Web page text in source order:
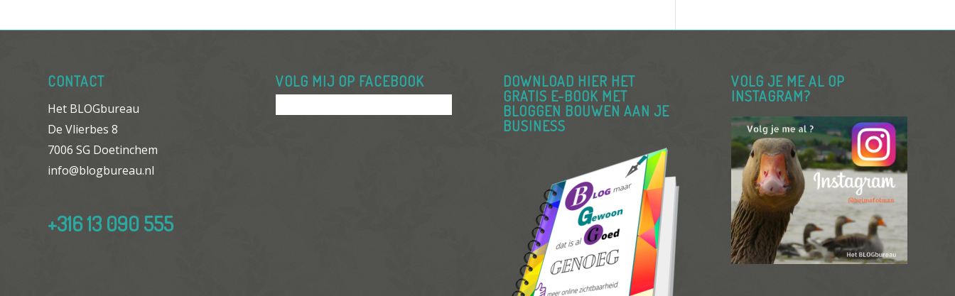
CONTACT
Het BLOGbureau
De Vlierbes 8
7006 SG Doetinchem
info@blogbureau.nl
+316 13 090 555
VOLG MIJ OP FACEBOOK
DOWNLOAD HIER HET
GRATIS E-BOOK MET
BLOGGEN BOUWEN AAN JE
BUSINESS
VOLG JE ME AL OP
INSTAGRAM?